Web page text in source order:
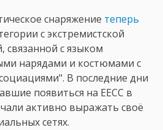
снаряжение теперь
с экстремистской
с языком
нарядами и костюмами с
В последние дни
появиться на EECC в
активно выражать своё
сетях.